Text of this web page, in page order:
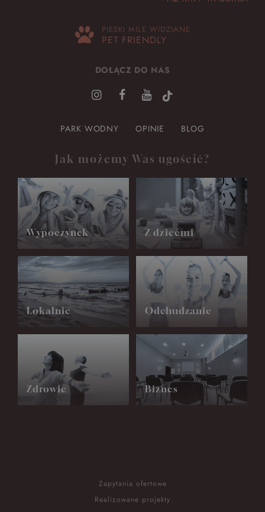
PIESKI MILE WIDZIANE
PET FRIENDLY
DOŁĄCZ DO NAS
PARK WODNY OPINIE BLOG
Jak możemy Was ugościć?
Wypoczynek Z dziećmi
Lokalnie Odchudzanie
Zdrowie Biznes
Zapytania ofertowe
Realizowane projekty